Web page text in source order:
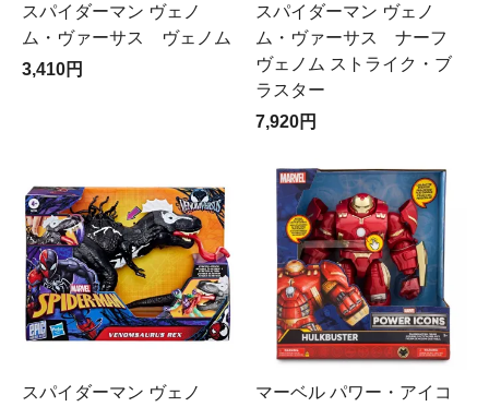
スパイダーマン ヴェノ
ム・ヴァーサス ヴェノム
3,410円
スパイダーマン ヴェノ
ム・ヴァーサス ナーフ
ヴェノム ストライク・ブ
ラスター
7,920円
スパイダーマン ヴェノ
マーベル パワー・アイコ